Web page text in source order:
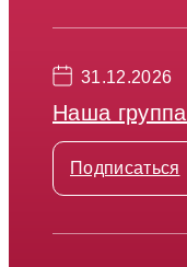
31.12.2026
Наша
Подписаться